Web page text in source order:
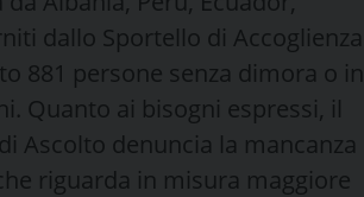
dallo Sportello di Accoglienza
881 persone senza dimora o in
Quanto ai bisogni espressi, il
Ascolto denuncia la mancanza
riguarda in misura maggiore